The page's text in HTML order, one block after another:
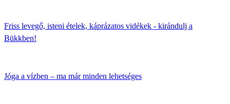
Friss levegő, isteni ételek, káprázatos vidékek - kirándulj a
Bükkben!
Jóga a vízben – ma már minden lehetséges